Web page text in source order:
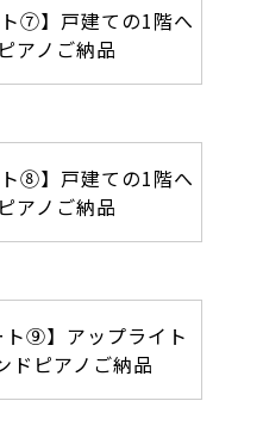
ト⑦】戸建ての1階へ
アノご納品
ト⑧】戸建ての1階へ
アノご納品
ト⑨】アップライト
ドピアノご納品